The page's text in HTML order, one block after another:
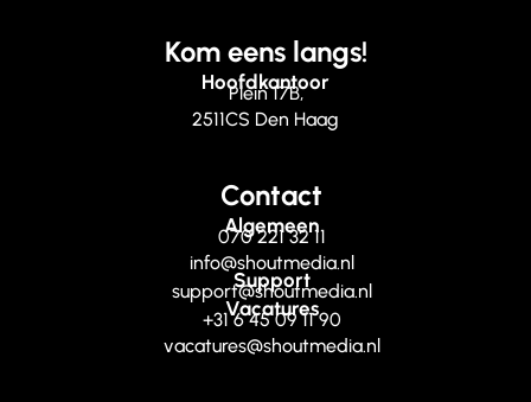
Kom eens langs!
Hoofdkantoor
Plein 17B,
2511CS Den Haag
Contact
Algemeen
070 221 32 11
info@shoutmedia.nl
Support
support@shoutmedia.nl
Vacatures
+31 6 45 09 11 90
vacatures@shoutmedia.nl